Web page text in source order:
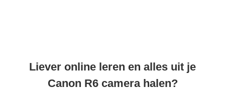
Liever online leren en alles uit je
Canon R6 camera halen?